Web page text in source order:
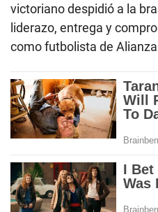
victoriano despidió a la
liderazo, entrega y
como futbolista de